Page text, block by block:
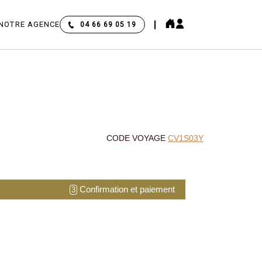
AGENCE 04 66 69 05 19
CODE VOYAGECV1S03Y
3 Confirmation et paiement